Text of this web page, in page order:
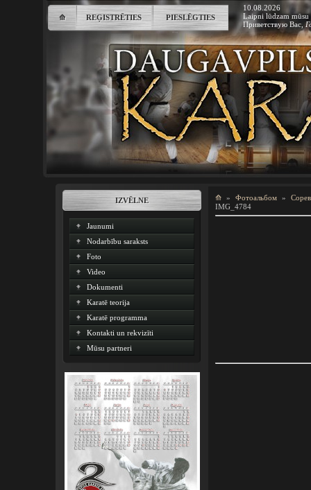
⟰ REĢISTRĒTIES PIESLĒGTIES
10.08.2026
Laipni lūdzam mūsu
Приветствую Вас ,
IZVĒLNE
Jaunumi
Nodarbību saraksts
Foto
Video
Dokumenti
Karatē teorija
Karatē programma
Kontakti un rekvizīti
Mūsu partneri
⟰ » Фотоальбом»
IMG_4784